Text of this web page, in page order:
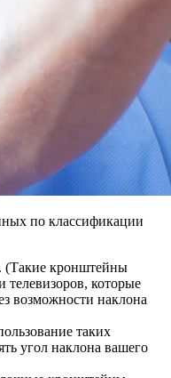
по классификации
кронштейны
телевизоров, которые
возможности наклона
таких
угол наклона вашего